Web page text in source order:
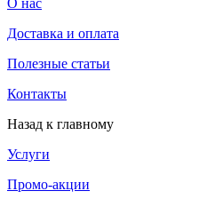
О нас
Доставка и оплата
Полезные статьи
Контакты
Назад к главному
Услуги
Промо-акции